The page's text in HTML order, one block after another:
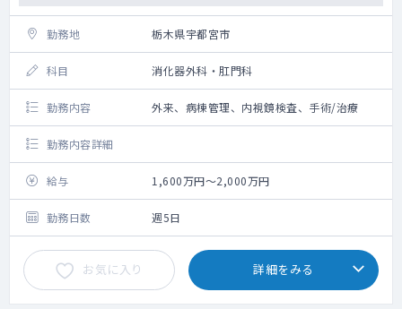
勤務地 栃木県宇都宮市
科目 消化器外科・肛門科
勤務内容 外来、病棟管理、内視鏡検査、手術/治療
勤務内容詳細
給与 1,600万円～2,000万円
勤務日数 週5日
お気に入り 詳細をみる